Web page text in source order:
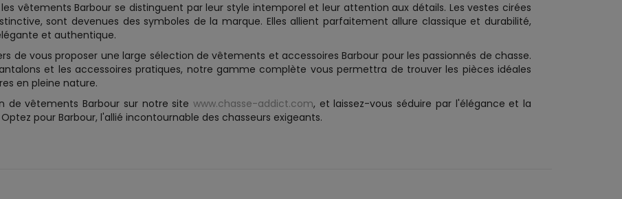
vêtements Barbour se distinguent par leur style intemporel et leur attention aux détails. Les vestes cirées
sont devenues des symboles de la marque. Elles allient parfaitement allure classique et durabilité,
et authentique.
de vous proposer une large sélection de vêtements et accessoires Barbour pour les passionnés de chasse.
et les accessoires pratiques, notre gamme complète vous permettra de trouver les pièces idéales
en pleine nature.
de vêtements Barbour sur notre site www.chasse-addict.com, et laissez-vous séduire par l'élégance et la
pour Barbour, l'allié incontournable des chasseurs exigeants.